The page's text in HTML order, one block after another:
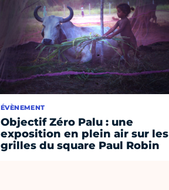
ÉVÈNEMENT
Objectif Zéro Palu : une
exposition en plein air sur les
grilles du square Paul Robin